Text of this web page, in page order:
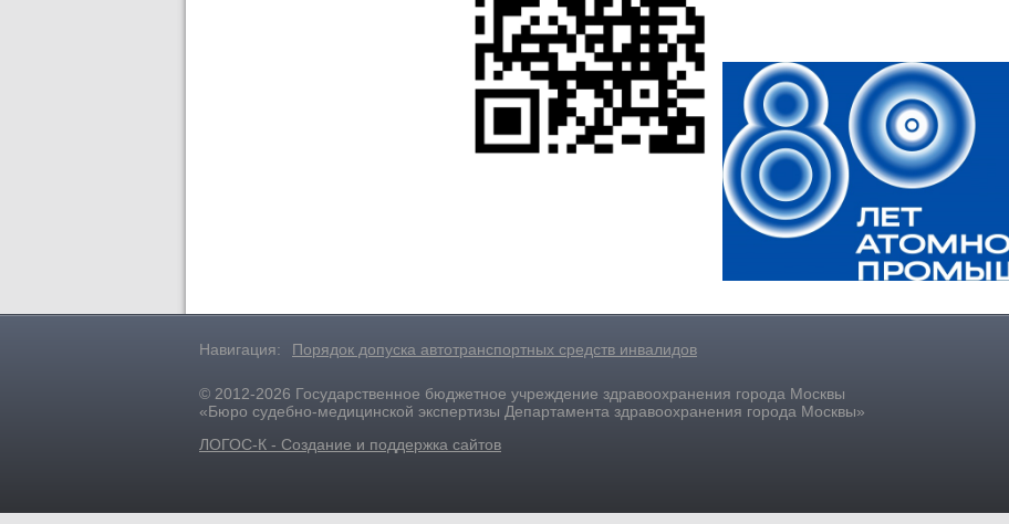
Навигация: Порядок допуска автотранспортных средств инвалидов
© 2012-2026 Государственное бюджетное учреждение здравоохранения города Москвы
«Бюро судебно-медицинской экспертизы Департамента здравоохранения города Москвы»
ЛОГОС-К - Создание и поддержка сайтов